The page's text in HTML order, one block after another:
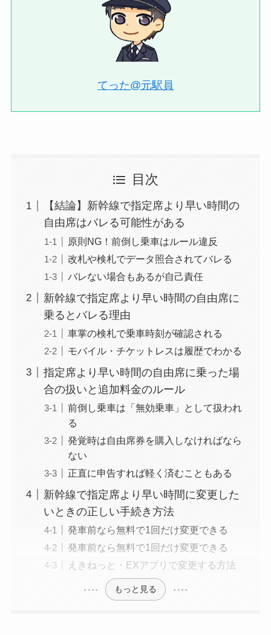
てった@元駅員
目次
【結論】新幹線で指定席より早い時間の
自由席はバレる可能性がある
原則NG！前倒し乗車はルール違反
改札や検札でデータ照合されてバレる
バレない場合もあるが自己責任
新幹線で指定席より早い時間の自由席に
乗るとバレる理由
車掌の検札で乗車時刻が確認される
モバイル・チケットレスは履歴でわかる
指定席より早い時間の自由席に乗った場
合の扱いと追加料金のルール
前倒し乗車は「無効乗車」として扱われ
る
発覚時は自由席券を購入しなければなら
ない
正直に申告すれば軽く済むこともある
新幹線で指定席より早い時間に変更した
いときの正しい手続き方法
発車前なら無料で1回だけ変更できる
発車前なら無料で1回だけ変更できる
えきねっと・EXアプリで変更する方法
もっと見る